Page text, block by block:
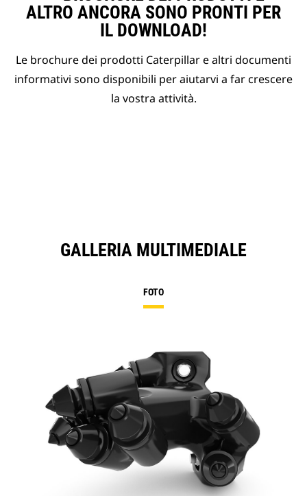
ALTRO ANCORA SONO PRONTI PER
IL DOWNLOAD!
Le brochure dei prodotti Caterpillar e altri documenti
informativi sono disponibili per aiutarvi a far crescere
la vostra attività.
GALLERIA MULTIMEDIALE
FOTO